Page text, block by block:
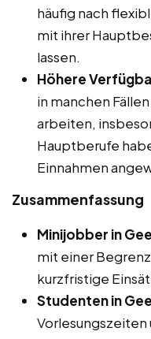
häufig nach
mit ihrer
lassen.
Höhere
in manchen
arbeiten,
Hauptberufe
Einnahmen
Zusammenfassung
Minijobber in
mit einer
kurzfristige
Studenten in
Vorlesungszeiten